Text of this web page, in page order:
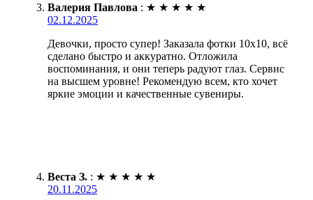
Валерия Павлова : ★ ★ ★ ★ ★
02.12.2025
Девочки, просто супер! Заказала фотки 10х10, всё
сделано быстро и аккуратно. Отложила
воспоминания, и они теперь радуют глаз. Сервис
на высшем уровне! Рекомендую всем, кто хочет
яркие эмоции и качественные сувениры.
Веста З. : ★ ★ ★ ★ ★
20.11.2025